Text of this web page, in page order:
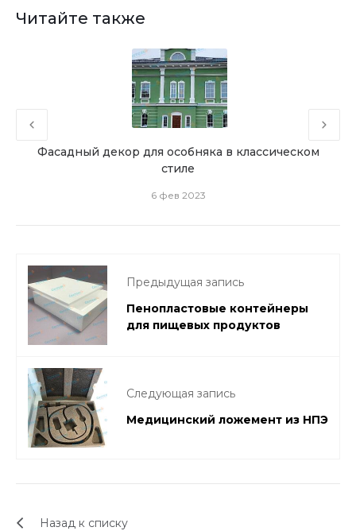
Читайте также
Фасадный декор для особняка в классическом
стиле
6 фев 2023
Предыдущая запись
Пенопластовые контейнеры
для пищевых продуктов
Следующая запись
Медицинский ложемент из НПЭ
Назад к списку